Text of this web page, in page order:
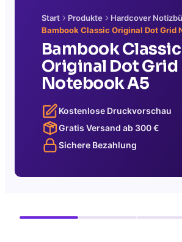
Start Produkte
Hardcover
Bambook Classic Original Dot Grid
Bambook Classic
Original Dot Grid
Notebook A5
Kostenlose Druckvorschau
Gratis Versand ab 300€
Sichere Bezahlung